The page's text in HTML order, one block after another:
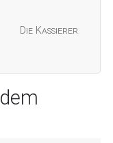
Die Kassierer